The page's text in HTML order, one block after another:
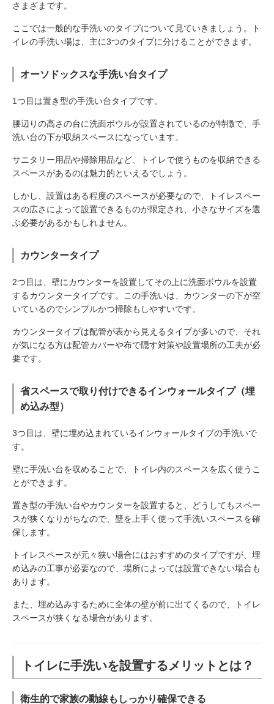
さまざまです。
ここでは一般的な手洗いのタイプについて見ていきましょう。ト
イレの手洗い場は、主に3つのタイプに分けることができます。
オーソドックスな手洗い台タイプ
1つ目は置き型の手洗い台タイプです。
腰辺りの高さの台に洗面ボウルが設置されているのが特徴で、手
洗い台の下が収納スペースになっています。
サニタリー用品や掃除用品など、トイレで使うものを収納できる
スペースがあるのは魅力的といえるでしょう。
しかし、設置はある程度のスペースが必要なので、トイレスペー
スの広さによって設置できるものが限定され、小さなサイズを選
ぶ必要があるかもしれません。
カウンタータイプ
2つ目は、壁にカウンターを設置してその上に洗面ボウルを設置
するカウンタータイプです。この手洗いは、カウンターの下が空
いているのでシンプルかつ掃除もしやすいです。
カウンタータイプは配管が表から見えるタイプが多いので、それ
が気になる方は配管カバーや布で隠す対策や設置場所の工夫が必
要です。
省スペースで取り付けできるインウォールタイプ（埋
め込み型）
3つ目は、壁に埋め込まれているインウォールタイプの手洗いで
す。
壁に手洗い台を収めることで、トイレ内のスペースを広く使うこ
とができます。
置き型の手洗い台やカウンターを設置すると、どうしてもスペー
スが狭くなりがちなので、壁を上手く使って手洗いスペースを確
保します。
トイレスペースが元々狭い場合にはおすすめのタイプですが、埋
め込みの工事が必要なので、場所によっては設置できない場合も
あります。
また、埋め込みするために全体の壁が前に出てくるので、トイレ
スペースが狭くなる場合があります。
トイレに手洗いを設置するメリットとは？
衛生的で家族の動線もしっかり確保できる